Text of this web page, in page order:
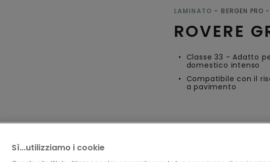
Open image in lightbox
ROVERE
LAMINATO BERGEN PRO
Classe 33 - Adatto
domestico intenso
Compatibile con il
a pavimento
INDIVIDUA UN
Sì...utilizziamo i cookie